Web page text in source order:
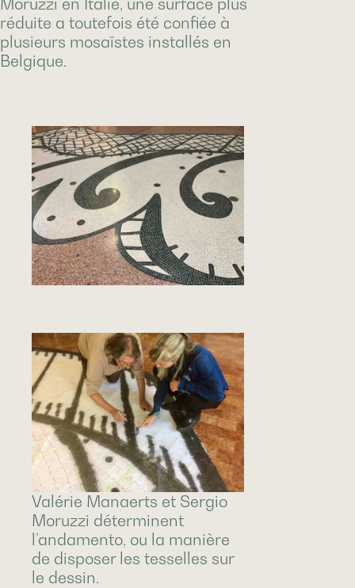
Moruzzi en Italie, une surface plus
réduite a toutefois été confiée à
plusieurs mosaïstes installés en
Belgique.
Valérie Manaerts et Sergio
Moruzzi déterminent
l’andamento, ou la manière
de disposer les tesselles sur
le dessin.